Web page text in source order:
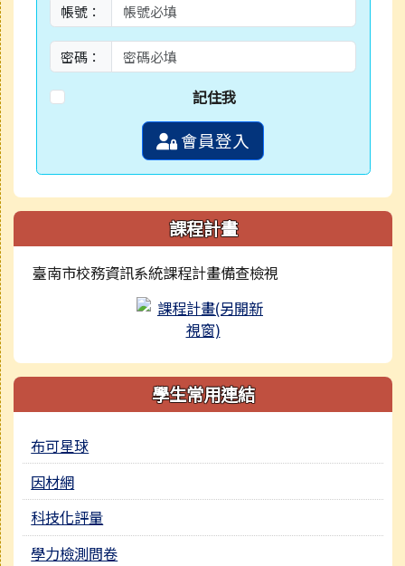
帳號：
密碼：
記住我
會員登入
課程計畫
臺南市校務資訊系統課程計畫備查檢視
學生常用連結
布可星球
因材網
科技化評量
學力檢測問卷